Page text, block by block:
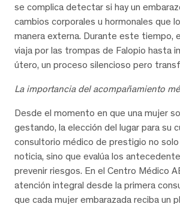
se complica detectar si hay un
cambios corporales u hormonales que
manera externa. Durante este tiempo,
viaja por las trompas de Falopio hasta
útero, un proceso silencioso pero
La importancia del acompañamiento
Desde el momento en que una mujer
gestando, la elección del lugar para su
consultorio médico de prestigio no
noticia, sino que evalúa los
prevenir riesgos. En el Centro Médico
atención integral desde la primera
que cada mujer embarazada reciba un